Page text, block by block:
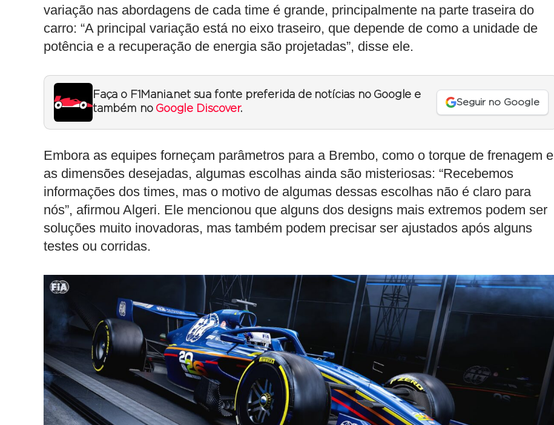
variação nas abordagens de cada time é grande, principalmente na parte traseira do
carro: “A principal variação está no eixo traseiro, que depende de como a unidade de
potência e a recuperação de energia são projetadas”, disse ele.
Faça o F1Mania.net sua fonte preferida de notícias no Google e
também no Google Discover.
Seguir no Google
Embora as equipes forneçam parâmetros para a Brembo, como o torque de frenagem e
as dimensões desejadas, algumas escolhas ainda são misteriosas: “Recebemos
informações dos times, mas o motivo de algumas dessas escolhas não é claro para
nós”, afirmou Algeri. Ele mencionou que alguns dos designs mais extremos podem ser
soluções muito inovadoras, mas também podem precisar ser ajustados após alguns
testes ou corridas.